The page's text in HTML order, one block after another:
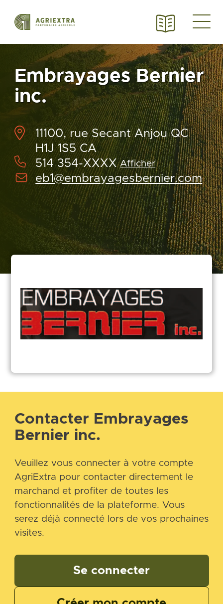
Embrayages Bernier
inc.
11100, rue Secant Anjou QC
H1J 1S5 CA
514 354-XXXX Afficher
eb1@embrayagesbernier.com
Contacter Embrayages
Bernier inc.
Veuillez vous connecter à votre compte
AgriExtra pour contacter directement le
marchand et profiter de toutes les
fonctionnalités de la plateforme. Vous
serez déjà connecté lors de vos prochaines
visites.
Se connecter